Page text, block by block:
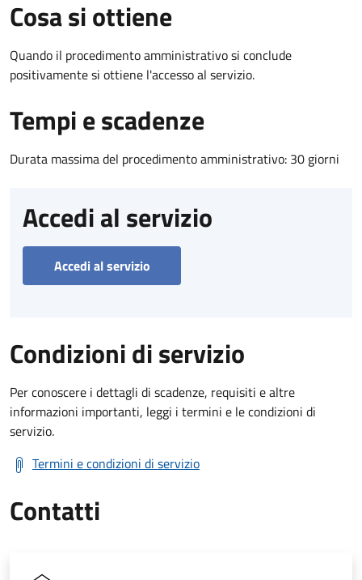
Cosa si ottiene
Quando il procedimento amministrativo si conclude
positivamente si ottiene l'accesso al servizio.
Tempi e scadenze
Durata massima del procedimento amministrativo: 30 giorni
Accedi al servizio
Accedi al servizio
Condizioni di servizio
Per conoscere i dettagli di scadenze, requisiti e altre
informazioni importanti, leggi i termini e le condizioni di
servizio.
Termini e condizioni di servizio
Contatti